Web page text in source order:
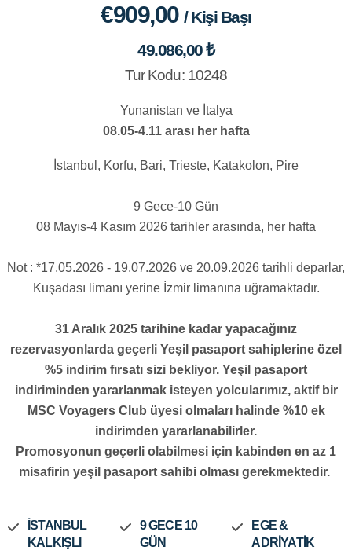
€909,00/ Kişi Başı
49.086,00 ₺
Tur Kodu: 10248
Yunanistan ve İtalya
08.05-4.11 arası her hafta
İstanbul, Korfu, Bari, Trieste, Katakolon, Pire
9 Gece-10 Gün
08 Mayıs-4 Kasım 2026 tarihler arasında, her hafta
Not : *17.05.2026 - 19.07.2026 ve 20.09.2026 tarihli deparlar,
Kuşadası limanı yerine İzmir limanına uğramaktadır.
31 Aralık 2025 tarihine kadar yapacağınız
rezervasyonlarda geçerli Yeşil pasaport sahiplerine özel
%5 indirim fırsatı sizi bekliyor. Yeşil pasaport
indiriminden yararlanmak isteyen yolcularımız, aktif bir
MSC Voyagers Club üyesi olmaları halinde %10 ek
indirimden yararlanabilirler.
Promosyonun geçerli olabilmesi için kabinden en az 1
misafirin yeşil pasaport sahibi olması gerekmektedir.
İSTANBUL
KALKIŞLI
9 GECE 10
GÜN
EGE &
ADRİYATİK